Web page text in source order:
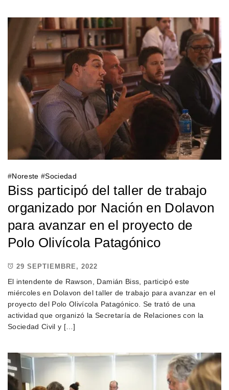
#Noreste #Sociedad
Biss participó del taller de trabajo
organizado por Nación en Dolavon
para avanzar en el proyecto de
Polo Olivícola Patagónico
29 SEPTIEMBRE, 2022
El intendente de Rawson, Damián Biss, participó este
miércoles en Dolavon del taller de trabajo para avanzar en el
proyecto del Polo Olivícola Patagónico. Se trató de una
actividad que organizó la Secretaría de Relaciones con la
Sociedad Civil y […]